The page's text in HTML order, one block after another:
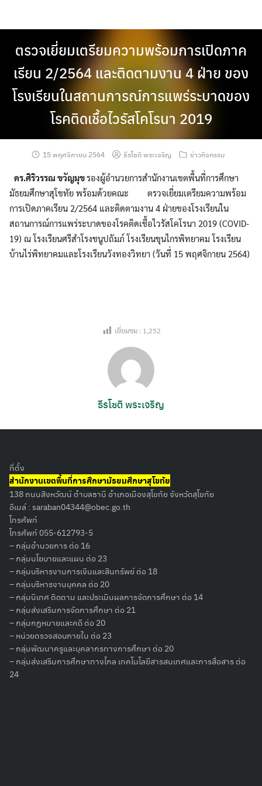
content
Search
for:
ตรวจเยี่ยมเตรียมความพร้อมการเปิดภาค
เรียน 2/2564 และติดตามงาน 4 ฝ่าย ของ
โรงเรียนในสถานการณ์การแพร่ระบาดของ
โรคติดเชื้อไวรัสโคโรนา 2019
15 พฤศจิกายน 2564 ธีรโชติ พระเจริญ ข่าวกิจกรรม
ดร.ศิริวรรณ ขวัญมุขรองผู้อำนวยการสำนักงานเขตพื้นที่การศึกษา
มัธยมศึกษาสุโขทัย พร้อมด้วยคณะ ตรวจเยี่ยมเตรียมความพร้อม
การเปิดภาคเรียน 2/2564 และติดตามงาน 4 ฝ่ายของโรงเรียนใน
สถานการณ์การแพร่ระบาดของโรคติดเชื้อไวรัสโคโรนา 2019 (COVID-
19) ณ โรงเรียนศรีสำโรงชนูปถัมภ์ โรงเรียนขุนไกรพิทยาคม โรงเรียน
บ้านไร่พิทยาคมและโรงเรียนวังทองวิทยา (วันที่ 15 พฤศจิกายน 2564)
เยี่ยมชม : 1,252
ธีรโชติ พระเจริญ
ที่ตั้ง
สำนักงานเขตพื้นที่การศึกษามัธยมศึกษาสุโขทัย
138 ถนนสิงหวัฒน์ ตำบลธานี อำเภอเมืองสุโขทัย จังหวัดสุโขทัย
อีเมล์ : saraban04344@obec.go.th
โทรศัพท์
โทรศัพท์ 055-612793-5
– กลุ่มอำนวยการ ต่อ 16
– กลุ่มนโยบายและแผน ต่อ 23
– กลุ่มบริหารงานการเงินและสินทรัพย์ ต่อ 18
– กลุ่มบริหารงานบุคคล ต่อ 20
– กลุ่มนิเทศ ติดตาม และประเมินผลการจัดการศึกษา ต่อ 14
– กลุ่มส่งเสริมการจัดการศึกษา ต่อ 21
– กลุ่มกฏหมายและคดี ต่อ 20
– หน่วยตรวจสอบภายใน ต่อ 23
– กลุ่มพัฒนาครูและบุคลากรทางการศึกษา ต่อ 20
– กลุ่มส่งเสริมการศึกษาทางไกล เทคโนโลยีสารสนเทศและการสื่อสาร ต่อ
24